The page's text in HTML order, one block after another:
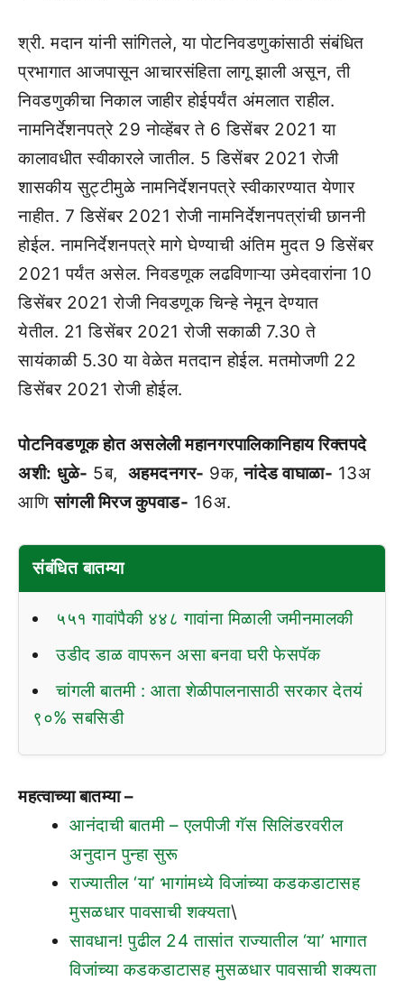
श्री. मदान यांनी सांगितले, या पोटनिवडणुकांसाठी संबंधित
प्रभागात आजपासून आचारसंहिता लागू झाली असून, ती
निवडणुकीचा निकाल जाहीर होईपर्यंत अंमलात राहील.
नामनिर्देशनपत्रे 29 नोव्हेंबर ते 6 डिसेंबर 2021 या
कालावधीत स्वीकारले जातील. 5 डिसेंबर 2021 रोजी
शासकीय सुट्टीमुळे नामनिर्देशनपत्रे स्वीकारण्यात येणार
नाहीत. 7 डिसेंबर 2021 रोजी नामनिर्देशनपत्रांची छाननी
होईल.नामनिर्देशनपत्रे मागे घेण्याची अंतिम मुदत 9 डिसेंबर
2021 पर्यंत असेल.निवडणूक लढविणाऱ्या उमेदवारांना 10
डिसेंबर 2021 रोजी निवडणूक चिन्हे नेमून देण्यात
येतील. 21 डिसेंबर 2021 रोजी सकाळी7.30ते
सायंकाळी5.30या वेळेत मतदान होईल.मतमोजणी 22
डिसेंबर 2021 रोजी होईल.
पोटनिवडणूक होत असलेली महानगरपालिकानिहाय रिक्तपदे
अशी: धुळे- 5ब, अहमदनगर- 9क,नांदेड वाघाळा- 13अ
आणिसांगली मिरज कुपवाड- 16अ.
संबंधित बातम्या
५५१ गावांपैकी ४४८ गावांना मिळाली जमीनमालकी
उडीद डाळ वापरून असा बनवा घरी फेसपॅक
चांगली बातमी : आता शेळीपालनासाठी सरकार देतयं
९०% सबसिडी
महत्वाच्या बातम्या –
आनंदाची बातमी – एलपीजी गॅस सिलिंडरवरील
अनुदान पुन्हा सुरू
राज्यातील ‘या’ भागांमध्ये विजांच्या कडकडाटासह
मुसळधार पावसाची शक्यता\
सावधान! पुढील 24 तासांत राज्यातील ‘या’ भागात
विजांच्या कडकडाटासह मुसळधार पावसाची शक्यता